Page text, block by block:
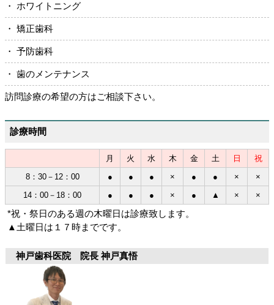
2024年夏季休診日のお知らせ
2024年GW休診日のお知らせ
・ ホワイトニング
・ 矯正歯科
・ 予防歯科
・ 歯のメンテナンス
訪問診療の希望の方はご相談下さい。
診療時間
月 火 水 木 金 土 日
祝
8：30－12：00
● ● ● × ● ● ×
×
14：00－18：00
● ● ● × ● ▲ × ×
*祝・祭日のある週の木曜日は診療致します。
▲土曜日は１７時までです。
神戸歯科医院 院長 神戸真悟